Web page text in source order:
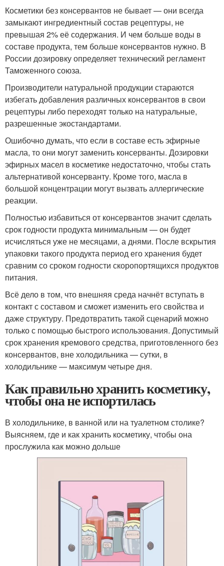
Косметики без консервантов не бывает — они всегда
замыкают ингредиентный состав рецептуры, не
превышая 2% её содержания. И чем больше воды в
составе продукта, тем больше консервантов нужно. В
России дозировку определяет технический регламент
Таможенного союза.
Производители натуральной продукции стараются
избегать добавления различных консервантов в свои
рецептуры либо переходят только на натуральные,
разрешенные экостандартами.
Ошибочно думать, что если в составе есть эфирные
масла, то они могут заменить консерванты. Дозировки
эфирных масел в косметике недостаточно, чтобы стать
альтернативой консерванту. Кроме того, масла в
большой концентрации могут вызвать аллергические
реакции.
Полностью избавиться от консервантов значит сделать
срок годности продукта минимальным — он будет
исчисляться уже не месяцами, а днями. После вскрытия
упаковки такого продукта период его хранения будет
сравним со сроком годности скоропортящихся продуктов
питания.
Всё дело в том, что внешняя среда начнёт вступать в
контакт с составом и сможет изменить его свойства и
даже структуру. Предотвратить такой сценарий можно
только с помощью быстрого использования. Допустимый
срок хранения кремового средства, приготовленного без
консервантов, вне холодильника — сутки, в
холодильнике — максимум четыре дня.
Как правильно хранить косметику,
чтобы она не испортилась
В холодильнике, в ванной или на туалетном столике?
Выясняем, где и как хранить косметику, чтобы она
прослужила как можно дольше